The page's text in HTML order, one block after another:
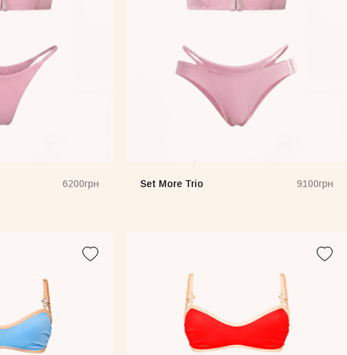
6200грн Set More Trio 9100грн